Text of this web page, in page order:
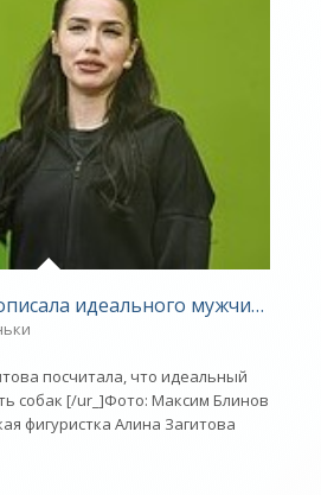
идеального мужчину -
посчитала, что идеальный
собак [/ur_]Фото: Максим Блинов
фигуристка Алина Загитова